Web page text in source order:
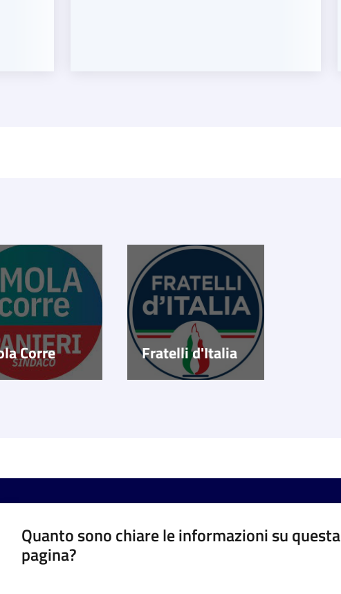
Corre Fratelli d'Italia
Quanto sono chiare le informazioni su questa
pagina?